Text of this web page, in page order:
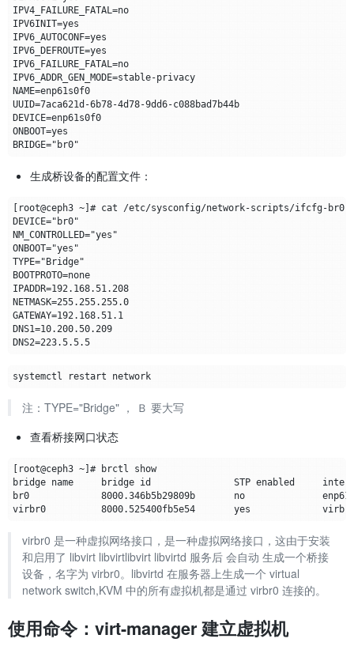
IPV4_FAILURE_FATAL=no
IPV6_FAILURE_FATAL=no
IPV6_ADDR_GEN_MODE=stable-privacy
NAME=enp61s0f0
UUID=7aca621d-6b78-4d78-9dd6-c088bad7b44b
DEVICE=enp61s0f0
生成桥设备的配置文件：
BOOTPROTO=none
IPADDR=192.168.51.208
NETMASK=255.255.255.0
GATEWAY=192.168.51.1
DNS1=10.200.50.209
DNS2=223.5.5.5
systemctl restart network
注：TYPE="Bridge" ， Ｂ 要大写
查看桥接网口状态
[root@ceph3 ~]# brctl show
virbr0 是一种虚拟网络接口，是一种虚拟网络接口，这由于安装
和启用了 libvirt libvirtlibvirt libvirtd 服务后 会自动 生成一个桥接
设备，名字为 virbr0。libvirtd 在服务器上生成一个 virtual
network switch,KVM 中的所有虚拟机都是通过 virbr0 连接的。
使用命令：virt-manager 建立虚拟机